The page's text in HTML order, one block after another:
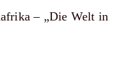
– „Die Welt in